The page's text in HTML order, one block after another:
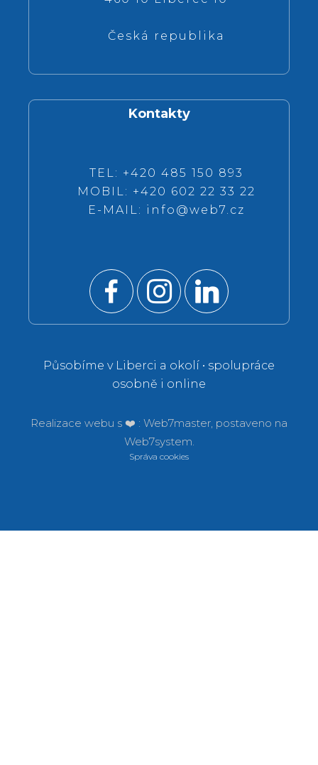
Česká republika
Kontakty
TEL: +420 485 150 893
MOBIL: +420 602 22 33 22
E-MAIL: info@web7.cz
Působíme v Liberci a okolí • spolupráce
osobně i online
Realizace webu s ❤️ : Web7master, postaveno na
Web7system.
Správa cookies